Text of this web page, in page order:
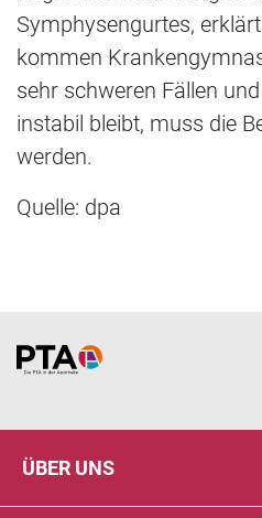
Symphysengurtes,
kommen
sehr schweren Fällen
instabil bleibt, muss die
werden.
Quelle: dpa
Home
ÜBER UNS